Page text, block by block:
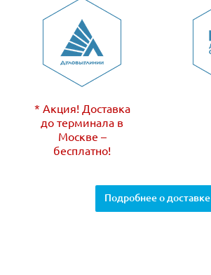
* Акция! Доставка
до терминала в
Москве –
бесплатно!
Подробнее о доставке